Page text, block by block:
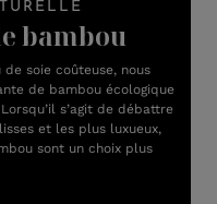
bambou
soie coûteuse, nous
de bambou écologique
s’agit de débattre
et les plus luxueux,
sont un choix plus